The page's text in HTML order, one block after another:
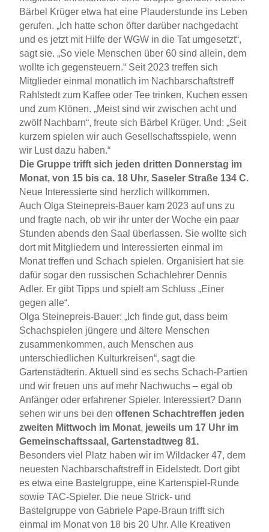
Bärbel Krüger etwa hat eine Plauderstunde ins Leben
gerufen. „Ich hatte schon öfter darüber nachgedacht
und es jetzt mit Hilfe der WGW in die Tat umgesetzt“,
sagt sie. „So viele Menschen über 60 sind allein, dem
wollte ich gegensteuern.“ Seit 2023 treffen sich
Mitglieder einmal monatlich im Nachbarschaftstreff
Rahlstedt zum Kaffee oder Tee trinken, Kuchen essen
und zum Klönen. „Meist sind wir zwischen acht und
zwölf Nachbarn“, freute sich Bärbel Krüger. Und: „Seit
kurzem spielen wir auch Gesellschaftsspiele, wenn
wir Lust dazu haben.“
Die Gruppe trifft sich jeden dritten Donnerstag im
Monat, von 15 bis ca. 18 Uhr, Saseler Straße 134 C.
Neue Interessierte sind herzlich willkommen.
Auch Olga Steinepreis-Bauer kam 2023 auf uns zu
und fragte nach, ob wir ihr unter der Woche ein paar
Stunden abends den Saal überlassen. Sie wollte sich
dort mit Mitgliedern und Interessierten einmal im
Monat treffen und Schach spielen. Organisiert hat sie
dafür sogar den russischen Schachlehrer Dennis
Adler. Er gibt Tipps und spielt am Schluss „Einer
gegen alle“.
Olga Steinepreis-Bauer: „Ich finde gut, dass beim
Schachspielen jüngere und ältere Menschen
zusammenkommen, auch Menschen aus
unterschiedlichen Kulturkreisen“, sagt die
Gartenstädterin. Aktuell sind es sechs Schach-Partien
und wir freuen uns auf mehr Nachwuchs – egal ob
Anfänger oder erfahrener Spieler. Interessiert? Dann
sehen wir uns bei den offenen Schachtreffen jeden
zweiten Mittwoch im Monat, jeweils um 17 Uhr im
Gemeinschaftssaal, Gartenstadtweg 81.
Besonders viel Platz haben wir im Wildacker 47, dem
neuesten Nachbarschaftstreff in Eidelstedt. Dort gibt
es etwa eine Bastelgruppe, eine Kartenspiel-Runde
sowie TAC-Spieler. Die neue Strick- und
Bastelgruppe von Gabriele Pape-Braun trifft sich
einmal im Monat von 18 bis 20 Uhr. Alle Kreativen